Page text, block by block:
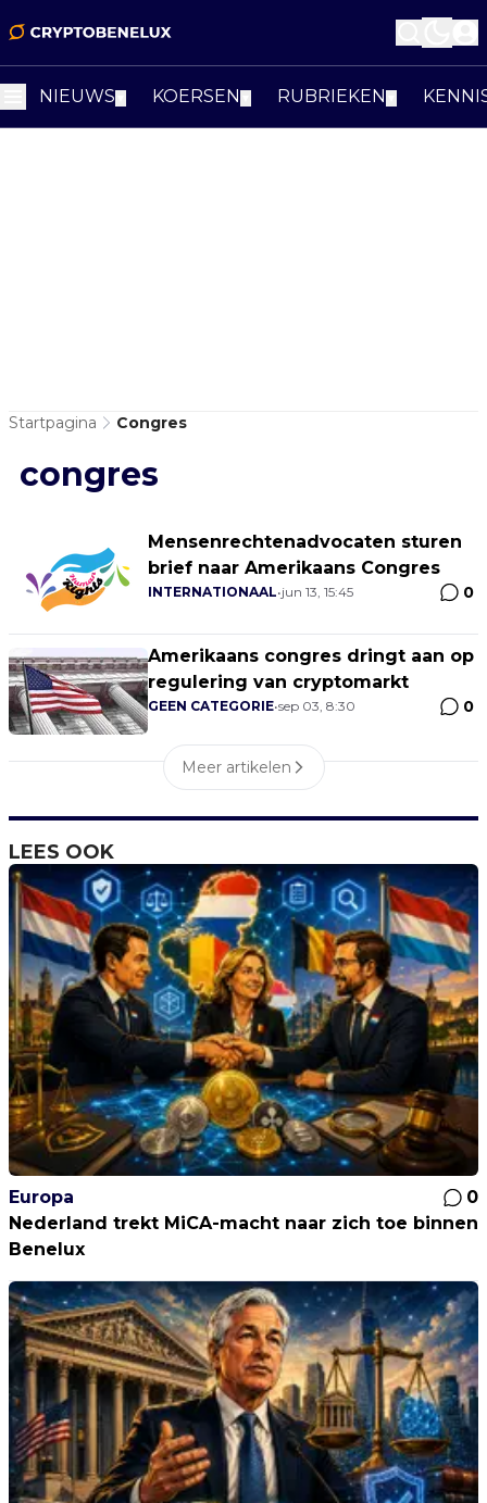
NIEUWS KOERSEN RUBRIEKEN
Startpagina Congres
congres
Mensenrechtenadvocaten sturen
brief naar Amerikaans Congres
INTERNATIONAAL•jun 13, 15:45 0
Amerikaans congres dringt aan op
regulering van cryptomarkt
GEEN CATEGORIE•sep 03, 8:30 0
Meer artikelen
LEES OOK
Europa
0
Nederland trekt MiCA-macht naar zich toe binnen
Benelux